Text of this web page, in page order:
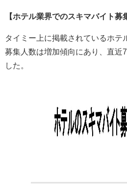
【ホテル業界でのスキマバイト募
タイミー上に掲載されているホテ
募集人数は増加傾向にあり、直近
した。